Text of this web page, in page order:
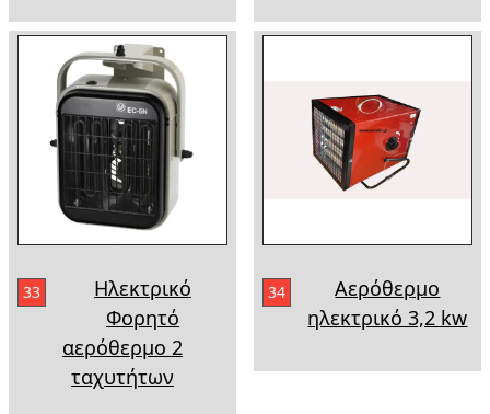
33
Ηλεκτρικό
Φορητό
αερόθερμο 2
ταχυτήτων
34
Αερόθερμο
ηλεκτρικό 3,2 kw